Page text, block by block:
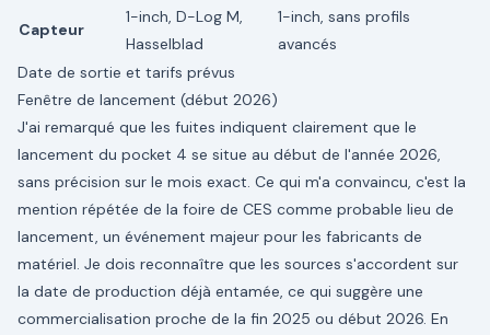
Capteur
1-inch, D-Log M,
Hasselblad
1-inch, sans profils
avancés
Date de sortie et tarifs prévus
Fenêtre de lancement (début 2026)
J'ai remarqué que les fuites indiquent clairement que le
lancement du pocket 4 se situe au début de l'année 2026,
sans précision sur le mois exact. Ce qui m'a convaincu, c'est la
mention répétée de la foire de CES comme probable lieu de
lancement, un événement majeur pour les fabricants de
matériel. Je dois reconnaître que les sources s'accordent sur
la date de production déjà entamée, ce qui suggère une
commercialisation proche de la fin 2025 ou début 2026. En